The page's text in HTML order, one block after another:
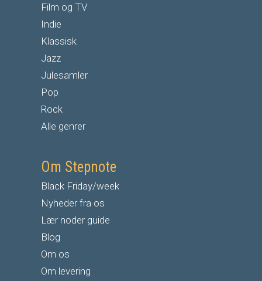
Film og TV
Indie
Klassisk
Jazz
Julesamler
Pop
Rock
Alle genrer
Om Stepnote
Black Friday/week
Nyheder fra os
Lær noder guide
Blog
Om os
Om levering